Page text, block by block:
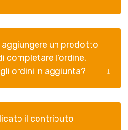
un prodotto
completare l'ordine.
ordini in aggiunta?
il contributo